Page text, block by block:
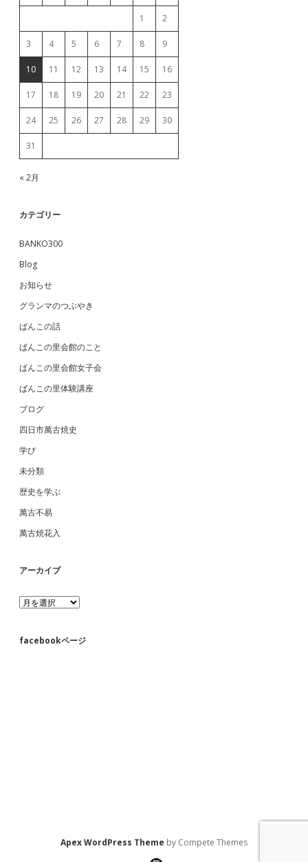
1 2
3 4 5 6 7 8 9
10 11 12 13 14 15 16
17 18 19 20 21 22 23
24 25 26 27 28 29 30
31
« 2月
カテゴリー
BANKO300
Blog
お知らせ
グランマのつぶやき
ばんこの話
ばんこの里会館のこと
ばんこの里会館女子会
ばんこの里体験講座
ブログ
四日市萬古焼史
学び
未分類
歴史を学ぶ
萬古不易
萬古焼花入
アーカイブ
ア
ー
イ
facebookページ
Apex WordPress Theme by Compete Themes